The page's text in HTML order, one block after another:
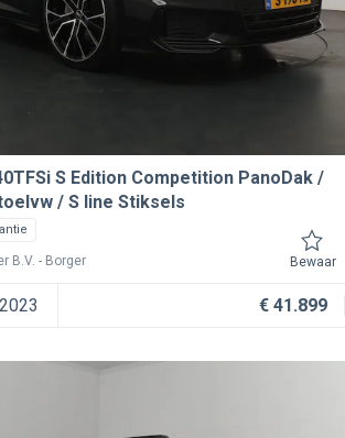
S Edition Competition PanoDak /
/ S line Stiksels
B.V. Borger Bewaar
€ 41.899